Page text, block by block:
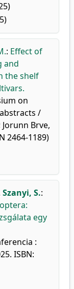
: Effect of
and
the shelf
on
/
Brve,
2464-1189)
Szanyi, S.:
egy
:
ISBN: